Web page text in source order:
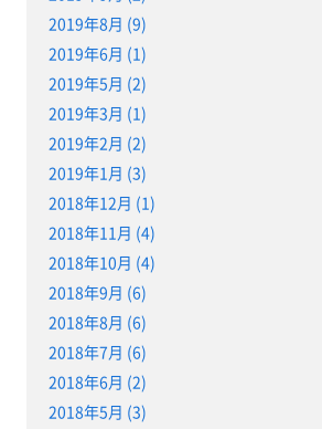
2019年8月 (9)
2019年6月 (1)
2019年5月 (2)
2019年3月 (1)
2019年2月 (2)
2019年1月 (3)
2018年12月 (1)
2018年11月 (4)
2018年10月 (4)
2018年9月 (6)
2018年8月 (6)
2018年7月 (6)
2018年6月 (2)
2018年5月 (3)